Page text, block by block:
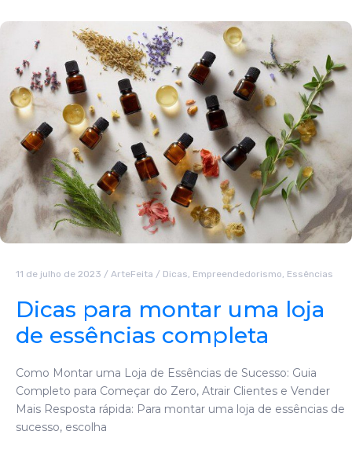
11 de julho de 2023 / ArteFeita / Dicas Empreendedorismo Essências
Dicas para montar uma loja
de essências completa
Como Montar uma Loja de Essências de Sucesso: Guia
Completo para Começar do Zero, Atrair Clientes e Vender
Mais Resposta rápida: Para montar uma loja de essências de
sucesso, escolha